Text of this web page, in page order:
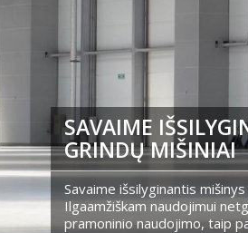
SAVAIME
GRINDŲ MIŠINIAI
Savaime išsilyginantis
Ilgaamžiškam naudojimui
pramoninio naudojimo, taip